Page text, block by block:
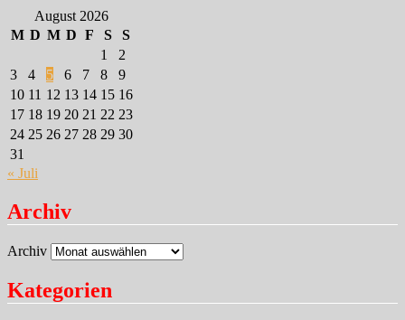
August 2026
M D M D F S
S
1
2
3
4 5 6 7 8
9
10 11 12 13 14 15 16
17 18 19 20 21 22 23
24 25 26 27 28 29 30
31
« Juli
Archiv
Archiv
Kategorien